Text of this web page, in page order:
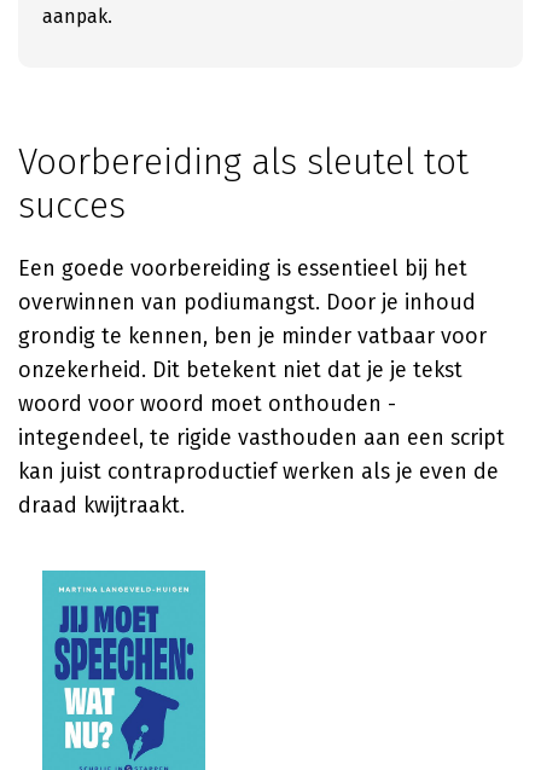
aanpak.
Voorbereiding als sleutel tot
succes
Een goede voorbereiding is essentieel bij het
overwinnen van podiumangst. Door je inhoud
grondig te kennen, ben je minder vatbaar voor
onzekerheid. Dit betekent niet dat je je tekst
woord voor woord moet onthouden -
integendeel, te rigide vasthouden aan een script
kan juist contraproductief werken als je even de
draad kwijtraakt.